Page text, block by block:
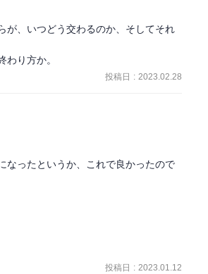
が、いつどう交わるのか、そしてそれ
り方か。
投稿日 : 2023.02.28
なったというか、これで良かったので
投稿日 : 2023.01.12